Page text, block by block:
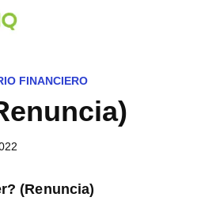
FINANCIERO
(Renuncia)